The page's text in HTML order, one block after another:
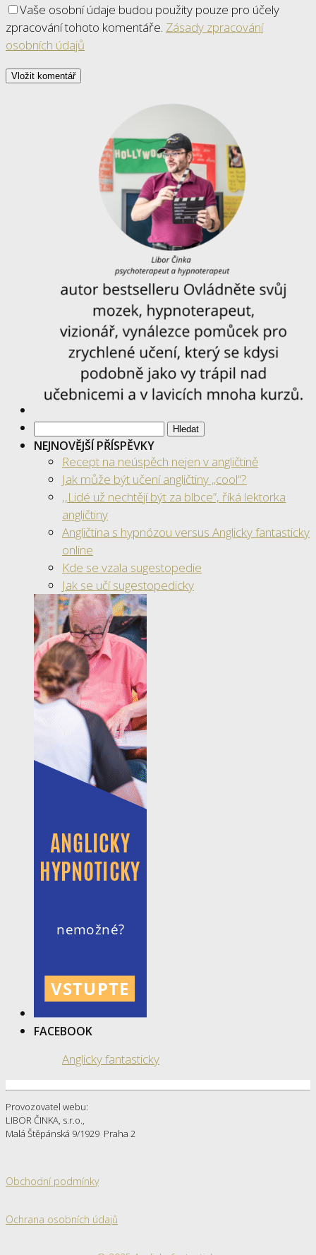
Vaše osobní údaje budou použity pouze pro účely
zpracování tohoto komentáře. Zásady zpracování
osobních údajů
Vyhledávání
NEJNOVĚJŠÍ PŘÍSPĚVKY
Recept na neúspěch nejen v angličtině
Jak může být učení angličtiny „cool“?
‚‚Lidé už nechtějí být za blbce”, říká lektorka
angličtiny
Angličtina s hypnózou versus Anglicky fantasticky
online
Kde se vzala sugestopedie
Jak se učí sugestopedicky
FACEBOOK
Anglicky fantasticky
Provozovatel webu:
LIBOR ČINKA, s.r.o.,
Malá Štěpánská 9/1929 Praha 2
Obchodní podmínky
Ochrana osobních údajů